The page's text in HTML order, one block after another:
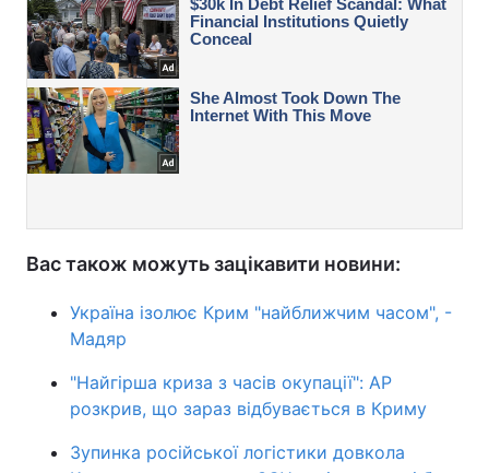
Вас також можуть зацікавити новини:
Україна ізолює Крим "найближчим часом", -
Мадяр
"Найгірша криза з часів окупації": AP
розкрив, що зараз відбувається в Криму
Зупинка російської логістики довкола